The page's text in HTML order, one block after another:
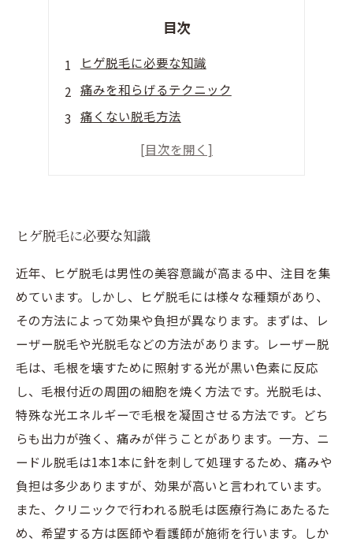
目次
ヒゲ脱毛に必要な知識
痛みを和らげるテクニック
痛くない脱毛方法
ヒゲ脱毛でよくある失敗
ヒゲ脱毛に必要な知識
近年、ヒゲ脱毛は男性の美容意識が高まる中、注目を集
めています。しかし、ヒゲ脱毛には様々な種類があり、
その方法によって効果や負担が異なります。まずは、レ
ーザー脱毛や光脱毛などの方法があります。レーザー脱
毛は、毛根を壊すために照射する光が黒い色素に反応
し、毛根付近の周囲の細胞を焼く方法です。光脱毛は、
特殊な光エネルギーで毛根を凝固させる方法です。どち
らも出力が強く、痛みが伴うことがあります。一方、ニ
ードル脱毛は1本1本に針を刺して処理するため、痛みや
負担は多少ありますが、効果が高いと言われています。
また、クリニックで行われる脱毛は医療行為にあたるた
め、希望する方は医師や看護師が施術を行います。しか